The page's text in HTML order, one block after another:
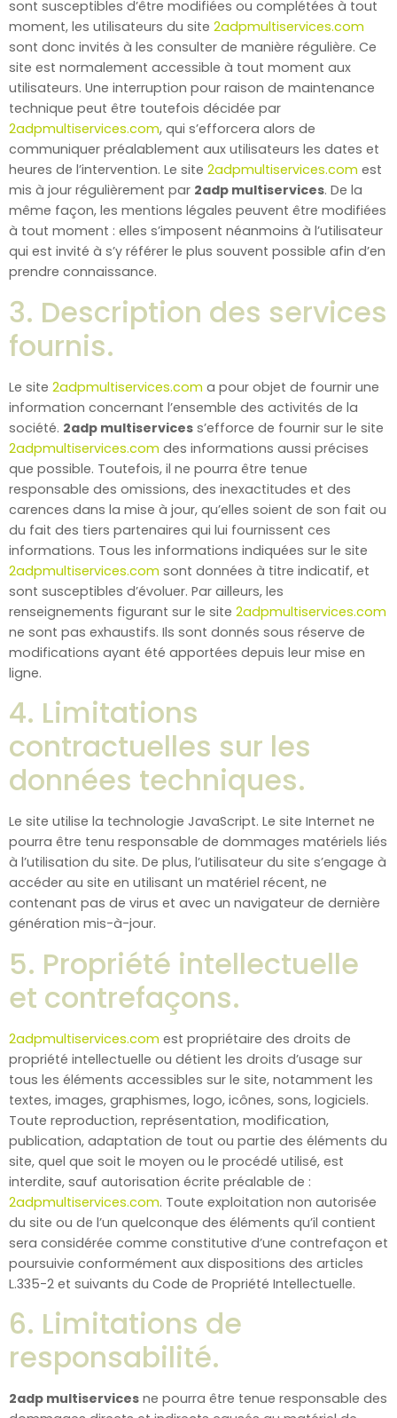
sont susceptibles d’être modifiées ou complétées à tout
moment, les utilisateurs du site 2adpmultiservices.com
sont donc invités à les consulter de manière régulière. Ce
site est normalement accessible à tout moment aux
utilisateurs. Une interruption pour raison de maintenance
technique peut être toutefois décidée par
2adpmultiservices.com, qui s’efforcera alors de
communiquer préalablement aux utilisateurs les dates et
heures de l’intervention. Le site 2adpmultiservices.com est
mis à jour régulièrement par 2adp multiservices. De la
même façon, les mentions légales peuvent être modifiées
à tout moment : elles s’imposent néanmoins à l’utilisateur
qui est invité à s’y référer le plus souvent possible afin d’en
prendre connaissance.
3. Description des services
fournis.
Le site 2adpmultiservices.com a pour objet de fournir une
information concernant l’ensemble des activités de la
société. 2adp multiservices s’efforce de fournir sur le site
2adpmultiservices.com des informations aussi précises
que possible. Toutefois, il ne pourra être tenue
responsable des omissions, des inexactitudes et des
carences dans la mise à jour, qu’elles soient de son fait ou
du fait des tiers partenaires qui lui fournissent ces
informations. Tous les informations indiquées sur le site
2adpmultiservices.com sont données à titre indicatif, et
sont susceptibles d’évoluer. Par ailleurs, les
renseignements figurant sur le site 2adpmultiservices.com
ne sont pas exhaustifs. Ils sont donnés sous réserve de
modifications ayant été apportées depuis leur mise en
ligne.
4. Limitations
contractuelles sur les
données techniques.
Le site utilise la technologie JavaScript. Le site Internet ne
pourra être tenu responsable de dommages matériels liés
à l’utilisation du site. De plus, l’utilisateur du site s’engage à
accéder au site en utilisant un matériel récent, ne
contenant pas de virus et avec un navigateur de dernière
génération mis-à-jour.
5. Propriété intellectuelle
et contrefaçons.
2adpmultiservices.com est propriétaire des droits de
propriété intellectuelle ou détient les droits d’usage sur
tous les éléments accessibles sur le site, notamment les
textes, images, graphismes, logo, icônes, sons, logiciels.
Toute reproduction, représentation, modification,
publication, adaptation de tout ou partie des éléments du
site, quel que soit le moyen ou le procédé utilisé, est
interdite, sauf autorisation écrite préalable de :
2adpmultiservices.com. Toute exploitation non autorisée
du site ou de l’un quelconque des éléments qu’il contient
sera considérée comme constitutive d’une contrefaçon et
poursuivie conformément aux dispositions des articles
L.335-2 et suivants du Code de Propriété Intellectuelle.
6. Limitations de
responsabilité.
2adp multiservices ne pourra être tenue responsable des